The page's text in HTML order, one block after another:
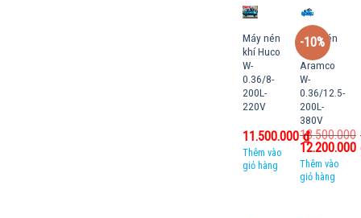
Máy nén
khí Huco
W-
0.36/8-
200L-
220V
11.500.000 ₫
Thêm vào
giỏ hàng
-10%
Máy nén
khí
Aramco
W-
0.36/12.5-
200L-
380V
13.500.000
12.200.000
Thêm vào
giỏ hàng